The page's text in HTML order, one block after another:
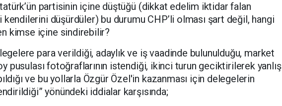
partisinin içine düştüğü (dikkat edelim iktidar falan
kendilerini düşürdüler) bu durumu CHP’li olması şart değil, hangi
kimse içine sindirebilir?
para verildiği, adaylık ve iş vaadinde bulunulduğu, market
oy pusulası fotoğraflarının istendiği, ikinci turun geciktirilerek yanlış
ve bu yollarla Özgür Özel'in kazanması için delegelerin
yönündeki iddialar karşısında;